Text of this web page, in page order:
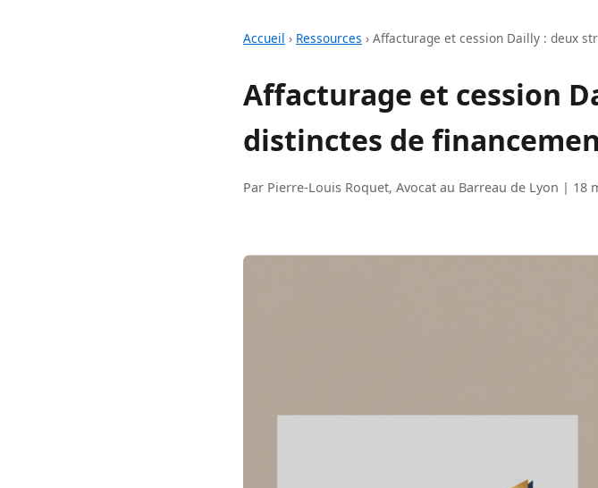
Accueil › Ressources › Affacturage et cession Dailly : deux
Affacturage et cession
distinctes de
Par Pierre-Louis Roquet, Avocat au Barreau de Lyon | 18